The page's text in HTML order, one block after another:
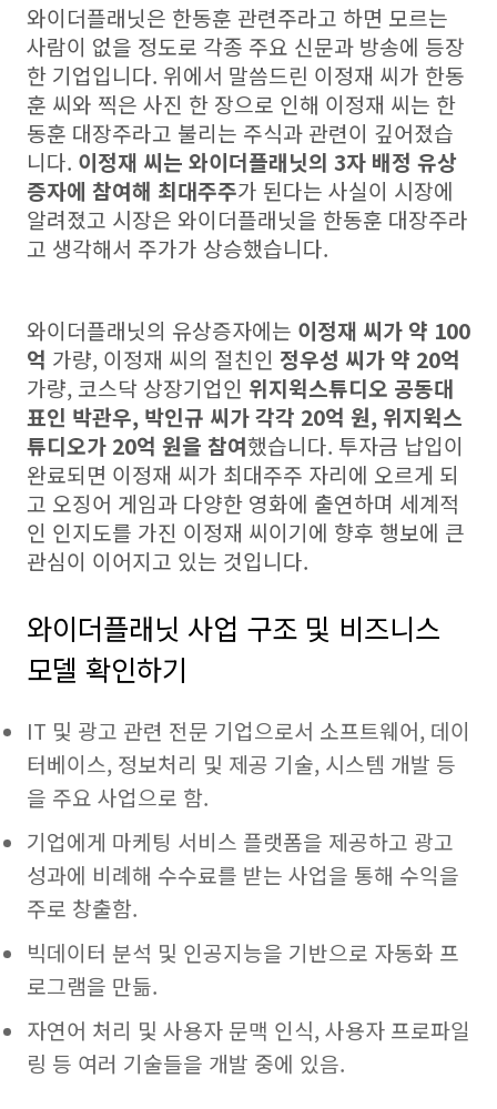
와이더플래닛은 한동훈 관련주라고 하면 모르는
사람이 없을 정도로 각종 주요 신문과 방송에 등장
한 기업입니다. 위에서 말씀드린 이정재 씨가 한동
훈 씨와 찍은 사진 한 장으로 인해 이정재 씨는 한
동훈 대장주라고 불리는 주식과 관련이 깊어졌습
니다. 이정재 씨는 와이더플래닛의 3자 배정 유상
증자에 참여해 최대주주가 된다는 사실이 시장에
알려졌고 시장은 와이더플래닛을 한동훈 대장주라
고 생각해서 주가가 상승했습니다.
와이더플래닛의 유상증자에는 이정재 씨가 약 100
억 가량, 이정재 씨의 절친인 정우성 씨가 약 20억
가량, 코스닥 상장기업인 위지윅스튜디오 공동대
표인 박관우, 박인규 씨가 각각 20억 원, 위지윅스
튜디오가 20억 원을 참여했습니다. 투자금 납입이
완료되면 이정재 씨가 최대주주 자리에 오르게 되
고 오징어 게임과 다양한 영화에 출연하며 세계적
인 인지도를 가진 이정재 씨이기에 향후 행보에 큰
관심이 이어지고 있는 것입니다.
와이더플래닛 사업 구조 및 비즈니스
모델 확인하기
IT 및 광고 관련 전문 기업으로서 소프트웨어, 데이
터베이스, 정보처리 및 제공 기술, 시스템 개발 등
을 주요 사업으로 함.
기업에게 마케팅 서비스 플랫폼을 제공하고 광고
성과에 비례해 수수료를 받는 사업을 통해 수익을
주로 창출함.
빅데이터 분석 및 인공지능을 기반으로 자동화 프
로그램을 만듦.
자연어 처리 및 사용자 문맥 인식, 사용자 프로파일
링 등 여러 기술들을 개발 중에 있음.